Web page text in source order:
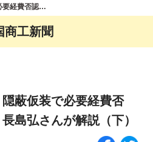
所得税法一部改正 隠蔽仮装で必要経費否認 立正大学教授・長島弘さんが解説（下）
商工新聞
蔽仮装で必要経費否
島弘さんが解説（下）